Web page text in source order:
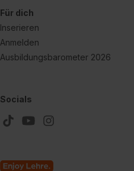
Für dich
Inserieren
Anmelden
Ausbildungsbarometer 2026
Socials